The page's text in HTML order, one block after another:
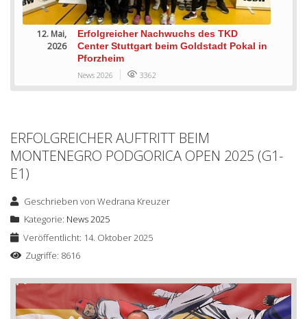
12. Mai,
2026
Erfolgreicher Nachwuchs des TKD
Center Stuttgart beim Goldstadt Pokal in
Pforzheim
News 2026 3362
ERFOLGREICHER AUFTRITT BEIM
MONTENEGRO PODGORICA OPEN 2025 (G1-
E1)
Geschrieben vonWedrana Kreuzer
Kategorie: News 2025
Veröffentlicht: 14. Oktober 2025
Zugriffe: 8616